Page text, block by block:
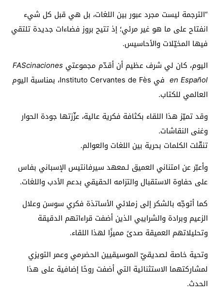
“الترجمة ليست مجرد عبور بين اللغات، بل هي قبل كل شيء
انفتاح على ما هو غير مرئي؛ إذ تتيح بروز فضاءات جديدة تلتقي
فيها المخيّلات والأحاسيس.
اليوم، كان لي شرف عظيم أن أقدّم مجموعتي FAScinaciones
en Español
في Instituto Cervantes de Fès، بمناسبة اليوم
العالمي للكتاب.
وقد تميّز هذا اللقاء بكثافة فكرية عالية، عزّزتها جودة الحوار
وغنى النقاشات.
تنقّلت الكلمات بحرية بين اللغات والعوالم.
وأعبّر عن امتناني العميق لـمعهد سيرفانتيس الإسباني بفاس
على حفاوة الاستقبال والتزامه الحقيقي بدعم الأدب واللغات.
كما أتوجّه بالشكر إلى زملائي الأساتذة فكري سوسن وعلال
الزعيم وبرادة والشرايبي الذين أضفت قراءاتهم الدقيقة
وتحليلاتهم العميقة صدىً مميزًا لهذا اللقاء.
وتحية خاصة لصديقيّ الموسيقيين الحضرمي وعمر التويزي
لمشاركتهما الاستثنائية التي أضفت روحًا إضافية على هذا
الحدث.